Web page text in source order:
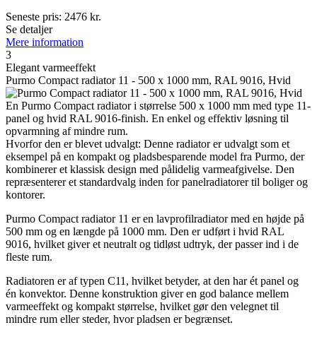
Seneste pris: 2476 kr.
Se detaljer
Mere information
3
Elegant varmeeffekt
Purmo Compact radiator 11 - 500 x 1000 mm, RAL 9016, Hvid
En Purmo Compact radiator i størrelse 500 x 1000 mm med type 11-
panel og hvid RAL 9016-finish. En enkel og effektiv løsning til
opvarmning af mindre rum.
Hvorfor den er blevet udvalgt: Denne radiator er udvalgt som et
eksempel på en kompakt og pladsbesparende model fra Purmo, der
kombinerer et klassisk design med pålidelig varmeafgivelse. Den
repræsenterer et standardvalg inden for panelradiatorer til boliger og
kontorer.
Purmo Compact radiator 11 er en lavprofilradiator med en højde på
500 mm og en længde på 1000 mm. Den er udført i hvid RAL
9016, hvilket giver et neutralt og tidløst udtryk, der passer ind i de
fleste rum.
Radiatoren er af typen C11, hvilket betyder, at den har ét panel og
én konvektor. Denne konstruktion giver en god balance mellem
varmeeffekt og kompakt størrelse, hvilket gør den velegnet til
mindre rum eller steder, hvor pladsen er begrænset.